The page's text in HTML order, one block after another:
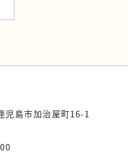
児島市加治屋町16-1